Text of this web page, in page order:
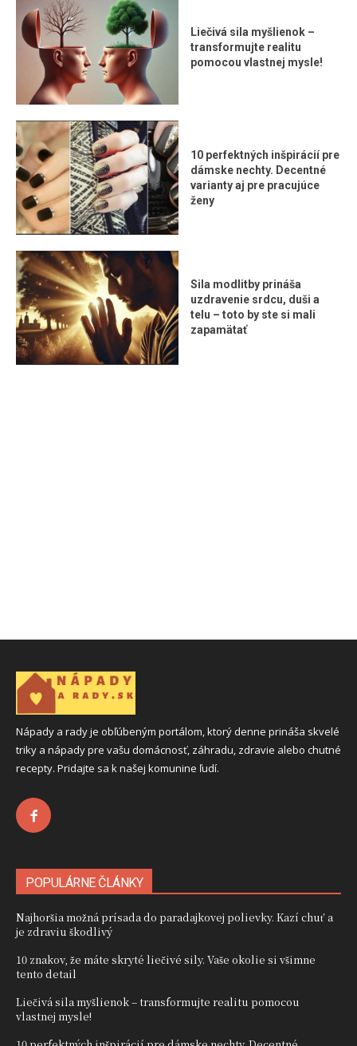
Liečivá sila myšlienok –
transformujte realitu
pomocou vlastnej mysle!
10 perfektných inšpirácií pre
dámske nechty. Decentné
varianty aj pre pracujúce
ženy
Sila modlitby prináša
uzdravenie srdcu, duši a
telu – toto by ste si mali
zapamätať
Nápady a rady je obľúbeným portálom, ktorý denne prináša skvelé
triky a nápady pre vašu domácnosť, záhradu, zdravie alebo chutné
recepty. Pridajte sa k našej komunine ľudí.
POPULÁRNE ČLÁNKY
Najhoršia možná prísada do paradajkovej polievky. Kazí chuť a
je zdraviu škodlivý
10 znakov, že máte skryté liečivé sily. Vaše okolie si všimne
tento detail
Liečivá sila myšlienok – transformujte realitu pomocou
vlastnej mysle!